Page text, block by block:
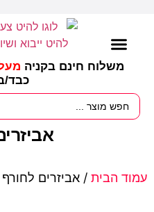
משלוח חינם בקניה מעל 799
כבד/
עמוד הבית / אביזרים לחורף